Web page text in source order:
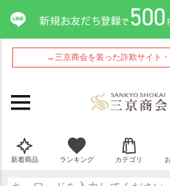
→三京商会を装った詐欺サイト
新着商品 ランキング カテゴリ